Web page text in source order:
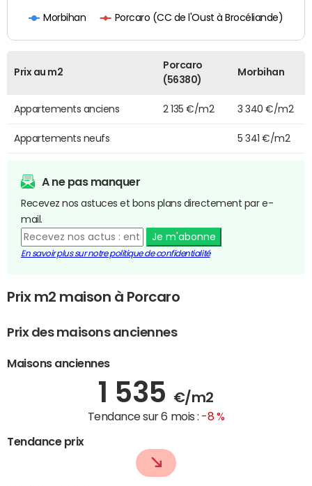
Morbihan Porcaro (CC de l'Oust à Brocéliande)
Prix au m2
Porcaro
(56380)
Morbihan
Appartements anciens 2 135 €/m2 3 340 €/m2
Appartements neufs 5 341 €/m2
A ne pas manquer
Recevez nos astuces et bons plans directement par e-
mail.
Je m'abonne
En savoir plus sur notre politique de confidentialité
Prix m2 maison à Porcaro
Prix des maisons anciennes
Maisons anciennes
1 535 €/m2
Tendance sur 6 mois : -8 %
Tendance prix